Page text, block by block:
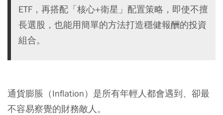
ETF，再搭配「核心+衛星」配置策略，即使不擅
長選股，也能用簡單的方法打造穩健報酬的投資
組合。
通貨膨脹（Inflation）是所有年輕人都會遇到、卻最
不容易察覺的財務敵人。